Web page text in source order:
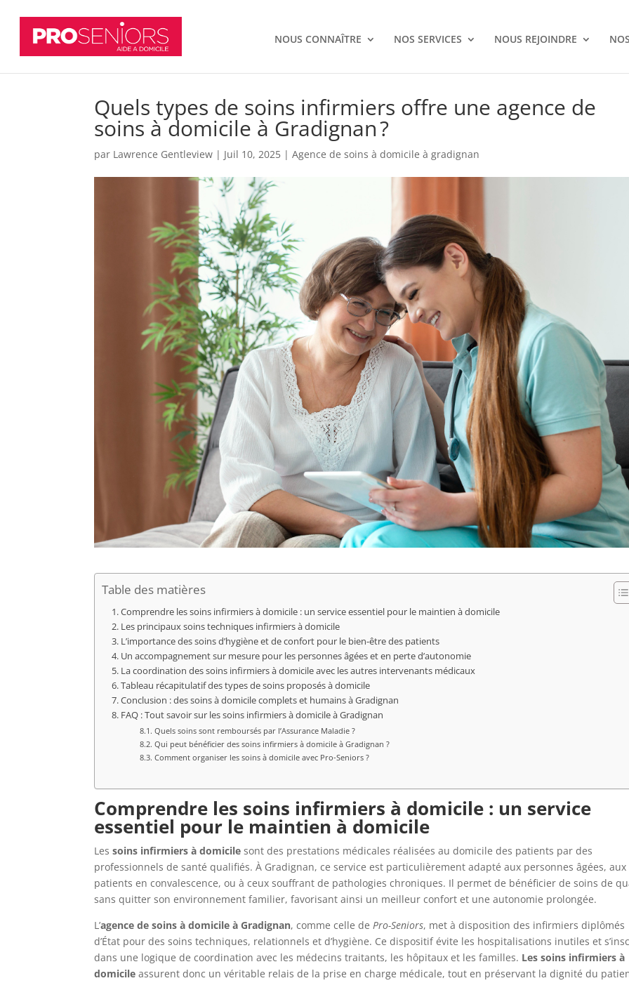
NOUS CONNAÎTRE NOS SERVICES NOUS REJOINDRE
Quels types de soins infirmiers offre une agence de
soins à domicile à Gradignan ?
par Lawrence Gentleview | Juil 10, 2025 |Agence de soins à domicile à gradignan
Table des matières
Comprendre les soins infirmiers à domicile : un service essentiel pour le maintien à domicile
Les principaux soins techniques infirmiers à domicile
L’importance des soins d’hygiène et de confort pour le bien-être des patients
Un accompagnement sur mesure pour les personnes âgées et en perte d’autonomie
La coordination des soins infirmiers à domicile avec les autres intervenants médicaux
Tableau récapitulatif des types de soins proposés à domicile
Conclusion : des soins à domicile complets et humains à Gradignan
FAQ : Tout savoir sur les soins infirmiers à domicile à Gradignan
Quels soins sont remboursés par l’Assurance Maladie ?
Qui peut bénéficier des soins infirmiers à domicile à Gradignan ?
Comment organiser les soins à domicile avec Pro-Seniors ?
Comprendre les soins infirmiers à domicile : un service
essentiel pour le maintien à domicile
Lessoins infirmiers à domicile sont des prestations médicales réalisées au domicile des patients par des
professionnels de santé qualifiés. À Gradignan, ce service est particulièrement adapté aux personnes âgées, aux
patients en convalescence, ou à ceux souffrant de pathologies chroniques. Il permet de bénéficier de soins de
sans quitter son environnement familier, favorisant ainsi un meilleur confort et une autonomie prolongée.
L’agence de soins à domicile à Gradignan, comme celle dePro-Seniors, met à disposition des infirmiers diplômés
d’État pour des soins techniques, relationnels et d’hygiène. Ce dispositif évite les hospitalisations inutiles et
dans une logique de coordination avec les médecins traitants, les hôpitaux et les familles. Les soins infirmiers à
domicile assurent donc un véritable relais de la prise en charge médicale, tout en préservant la dignité du